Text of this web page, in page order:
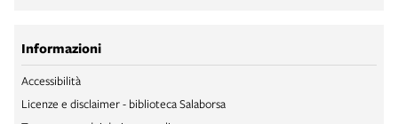
Informazioni
Accessibilità
Licenze e disclaimer - biblioteca Salaborsa